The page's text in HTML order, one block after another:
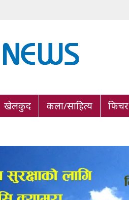
खेलकुद कला/साहित्य फिचर